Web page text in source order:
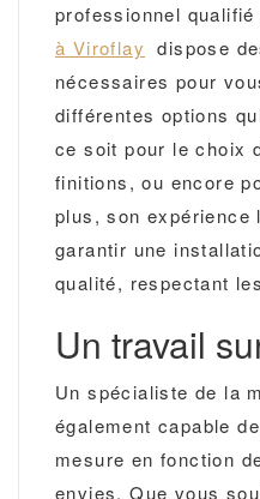
professionnel qualifié
à Viroflay dispose
nécessaires pour
différentes options
ce soit pour le choix
finitions, ou encore
plus, son expérience
garantir une
qualité, respectant
Un travail
Un spécialiste de la
également capable
mesure en fonction
envies. Que vous